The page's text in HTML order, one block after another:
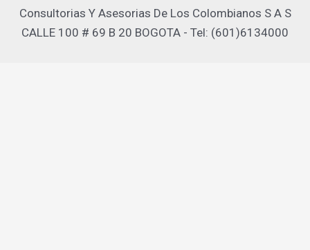
Consultorias Y Asesorias De Los Colombianos S A S
CALLE 100 # 69 B 20 BOGOTA - Tel: (601)6134000